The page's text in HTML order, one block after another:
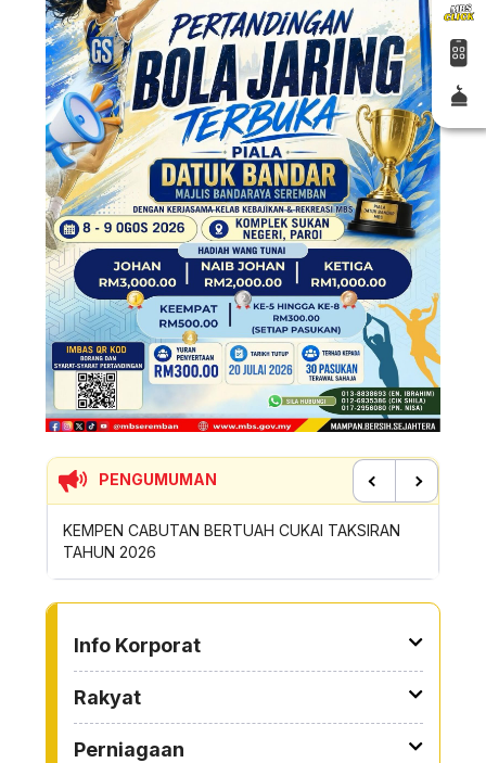
PENGUMUMAN
BERTUAH CUKAI TAKSIRAN
SUMBANGAN INSENTIF
Info Korporat
Rakyat
Perniagaan